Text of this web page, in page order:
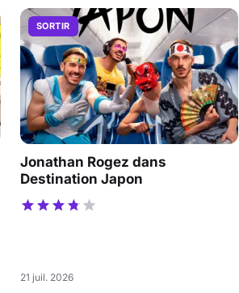
SORTIR
Jonathan Rogez dans
Destination Japon
21 juil. 2026